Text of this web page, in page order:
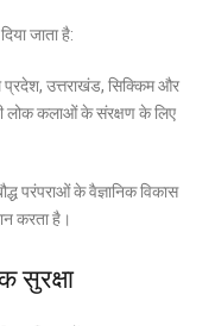
जाता है:
प्रदेश, उत्तराखंड, सिक्किम और
लोक कलाओं के संरक्षण के लिए
परंपराओं के वैज्ञानिक विकास
करता है।
सुरक्षा